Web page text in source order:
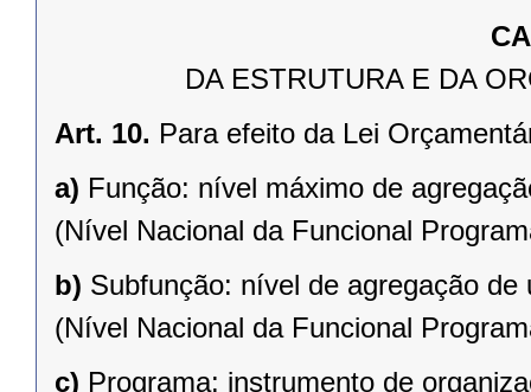
DA ESTRUTURA E DA
Art. 10. Para efeito da Lei
a) Função: nível máximo de
(Nível Nacional da Funcional
b) Subfunção: nível de agregação
(Nível Nacional da Funcional
c) Programa: instrumento de